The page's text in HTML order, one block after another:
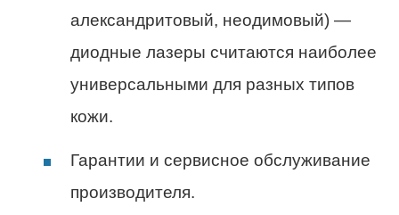
александритовый, неодимовый) —
диодные лазеры считаются наиболее
универсальными для разных типов
кожи.
Гарантии и сервисное обслуживание
производителя.